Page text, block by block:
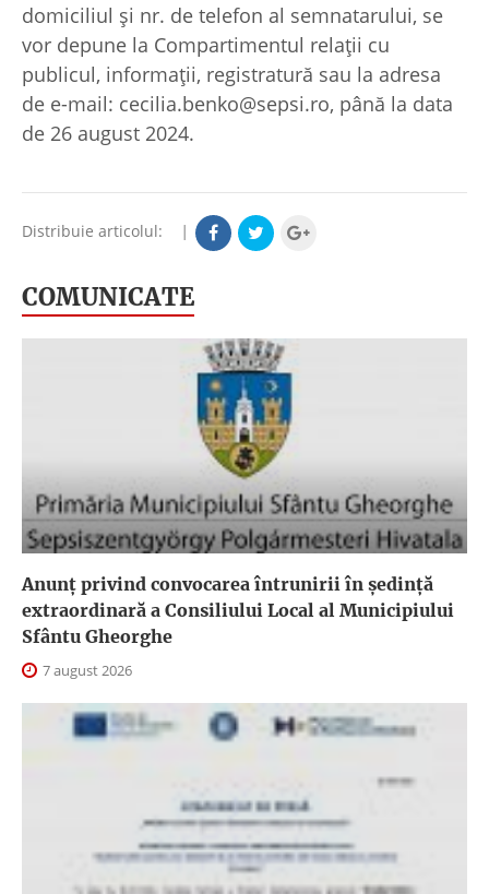
domiciliul şi nr. de telefon al semnatarului, se
vor depune la Compartimentul relaţii cu
publicul, informaţii, registratură sau la adresa
de e-mail: cecilia.benko@sepsi.ro, până la data
de 26 august 2024.
Distribuie articolul: |
COMUNICATE
Anunţ privind convocarea întrunirii în şedinţă
extraordinară a Consiliului Local al Municipiului
Sfântu Gheorghe
7 august 2026